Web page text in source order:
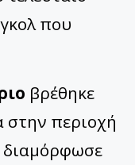
που
βρέθηκε
στην περιοχή
διαμόρφωσε